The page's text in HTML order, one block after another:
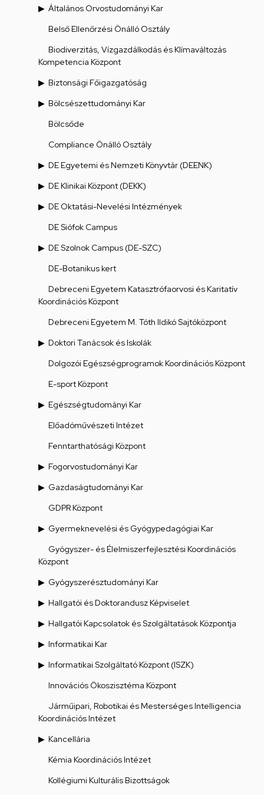
Általános Orvostudományi Kar
Belső Ellenőrzési Önálló Osztály
Biodiverzitás, Vízgazdálkodás és Klímaváltozás
Kompetencia Központ
Biztonsági Főigazgatóság
Bölcsészettudományi Kar
Bölcsőde
Compliance Önálló Osztály
DE Egyetemi és Nemzeti Könyvtár (DEENK)
DE Klinikai Központ (DEKK)
DE Oktatási-Nevelési Intézmények
DE Siófok Campus
DE Szolnok Campus (DE-SZC)
DE-Botanikus kert
Debreceni Egyetem Katasztrófaorvosi és Karitatív
Koordinációs Központ
Debreceni Egyetem M. Tóth Ildikó Sajtóközpont
Doktori Tanácsok és Iskolák
Dolgozói Egészségprogramok Koordinációs Központ
E-sport Központ
Egészségtudományi Kar
Előadóművészeti Intézet
Fenntarthatósági Központ
Fogorvostudományi Kar
Gazdaságtudományi Kar
GDPR Központ
Gyermeknevelési és Gyógypedagógiai Kar
Gyógyszer- és Élelmiszerfejlesztési Koordinációs
Központ
Gyógyszerésztudományi Kar
Hallgatói és Doktorandusz Képviselet
Hallgatói Kapcsolatok és Szolgáltatások Központja
Informatikai Kar
Informatikai Szolgáltató Központ (ISZK)
Innovációs Ökoszisztéma Központ
Járműipari, Robotikai és Mesterséges Intelligencia
Koordinációs Intézet
Kancellária
Kémia Koordinációs Intézet
Kollégiumi Kulturális Bizottságok